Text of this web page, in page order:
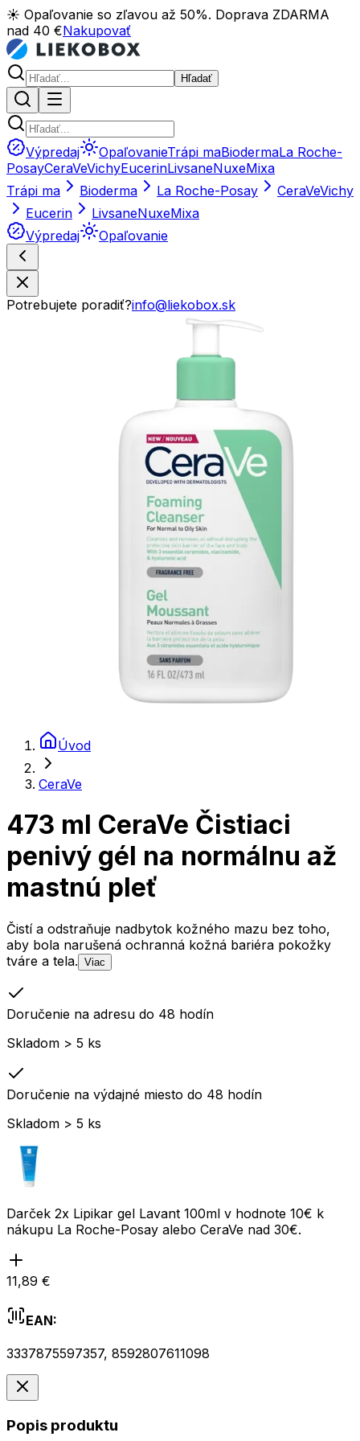
☀️ Opaľovanie so zľavou až 50%. Doprava ZDARMA
nad 40 €Nakupovať
Hľadať
Výpredaj OpaľovanieTrápi maBiodermaLa Roche-
PosayCeraVeVichyEucerinLivsaneNuxeMixa
Trápi ma
Bioderma La Roche-Posay CeraVeVichy
Eucerin
LivsaneNuxeMixa
Výpredaj
Opaľovanie
Potrebujete poradiť?info@liekobox.sk
Úvod
CeraVe
473 ml CeraVe Čistiaci
penivý gél na normálnu až
mastnú pleť
Čistí a odstraňuje nadbytok kožného mazu bez toho,
aby bola narušená ochranná kožná bariéra pokožky
tváre a tela. Viac
Doručenie na adresu do 48 hodín
Skladom > 5 ks
Doručenie na výdajné miesto do 48 hodín
Skladom > 5 ks
Darček 2x Lipikar gel Lavant 100ml v hodnote 10€ k
nákupu La Roche-Posay alebo CeraVe nad 30€.
11,89 €
EAN:
3337875597357, 8592807611098
Popis produktu